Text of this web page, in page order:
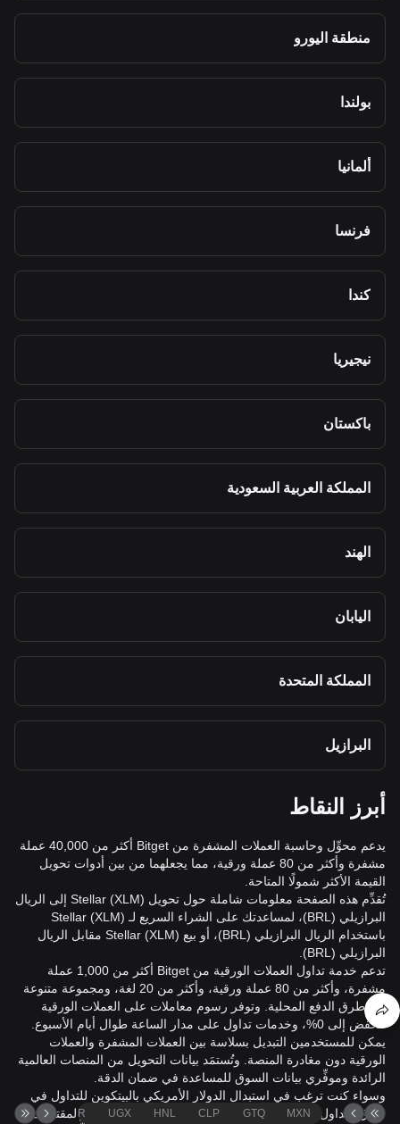
منطقة اليورو
بولندا
ألمانيا
فرنسا
كندا
نيجيريا
باكستان
المملكة العربية السعودية
الهند
اليابان
المملكة المتحدة
البرازيل
أبرز النقاط
يدعم محوِّل وحاسبة العملات المشفرة من Bitget أكثر من 40,000 عملة
مشفرة وأكثر من 80 عملة ورقية، مما يجعلهما من بين أدوات تحويل
القيمة الأكثر شمولًا المتاحة.
تُقدِّم هذه الصفحة معلومات شاملة حول تحويل Stellar (XLM) إلى الريال
البرازيلي (BRL)، لمساعدتك على الشراء السريع لـ Stellar (XLM)
باستخدام الريال البرازيلي (BRL)، أو بيع Stellar (XLM) مقابل الريال
البرازيلي (BRL).
تدعم خدمة تداول العملات الورقية من Bitget أكثر من 1,000 عملة
مشفرة، وأكثر من 80 عملة ورقية، وأكثر من 20 لغة، ومجموعة متنوعة
من طرق الدفع المحلية. وتوفر رسوم معاملات على العملات الورقية
تنخفض إلى 0%، وخدمات تداول على مدار الساعة طوال أيام الأسبوع.
يمكن للمستخدمين التبديل بسلاسة بين العملات المشفرة والعملات
الورقية دون مغادرة المنصة. وتُستمَد بيانات التحويل من المنصات العالمية
الرائدة وموفِّري بيانات السوق للمساعدة في ضمان الدقة.
وسواء كنت ترغب في استبدال الدولار الأمريكي بالبيتكوين للتداول في
سوق التداول الفوري على Bitget، أو التحقق من قيمة اليورو لمقتنياتك
MXN
GTQ
CLP
HNL
UGX
ZAR
TND